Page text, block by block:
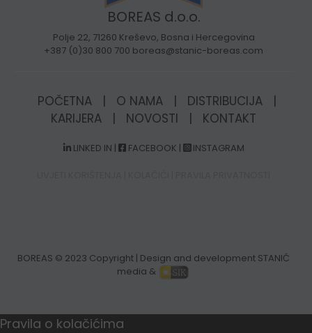
BOREAS d.o.o.
Polje 22, 71260 Kreševo, Bosna i Hercegovina
+387 (0)30 800 700 boreas@stanic-boreas.com
POČETNA | O NAMA | DISTRIBUCIJA
|
KARIJERA
| NOVOSTI | KONTAKT
LINKED IN | FACEBOOK | INSTAGRAM
BOREAS © 2023 Copyright | Design and development STANIĆ
media &
Pravila o kolačićima